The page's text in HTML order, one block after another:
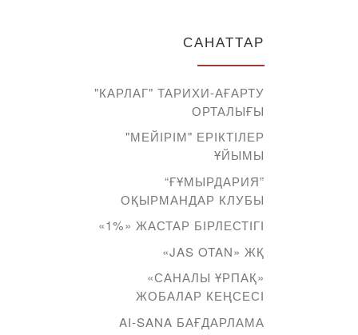
САНАТТАР
"КАРЛАГ" ТАРИХИ-АҒАРТУ
ОРТАЛЫҒЫ
"МЕЙІРІМ" ЕРІКТІЛЕР
ҰЙЫМЫ
“ҒҰМЫРДАРИЯ”
ОҚЫРМАНДАР КЛУБЫ
«1%» ЖАСТАР БІРЛЕСТІГІ
«JAS OTAN» ЖҚ
«САНАЛЫ ҰРПАҚ»
ЖОБАЛАР КЕҢСЕСІ
AI-SANA БАҒДАРЛАМА